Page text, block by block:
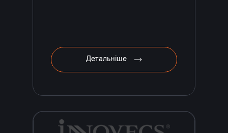
Детальніше